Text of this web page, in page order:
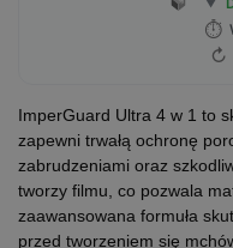
▼
⏱
↻
ImperGuard Ultra 4 w 1 to
zapewni trwałą ochronę
zabrudzeniami oraz
tworzy filmu, co pozwala
zaawansowana formuła
przed tworzeniem się